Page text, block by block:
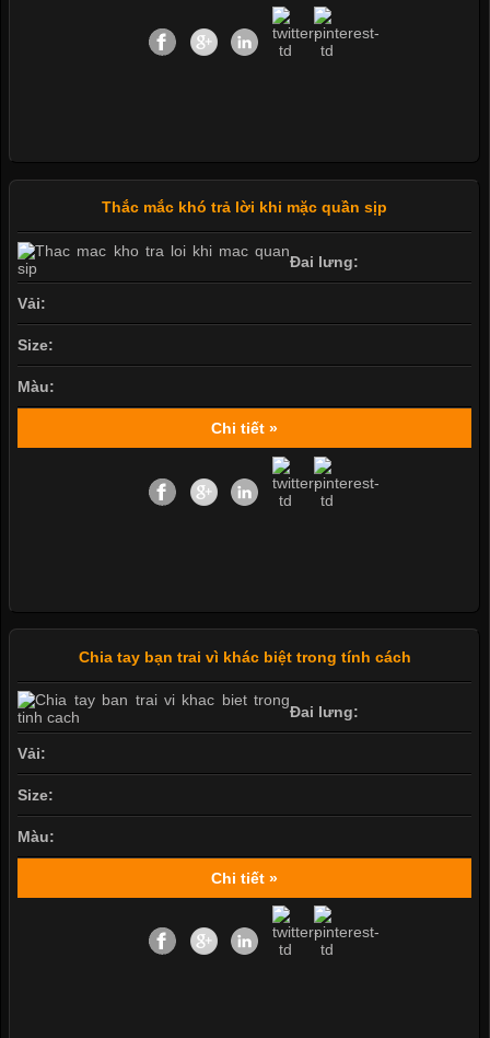
Thắc mắc khó trả lời khi mặc quần sịp
Đai lưng:
Vải:
Size:
Màu:
Chi tiết »
Chia tay bạn trai vì khác biệt trong tính cách
Đai lưng:
Vải:
Size:
Màu:
Chi tiết »